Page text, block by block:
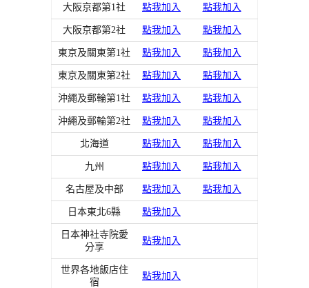
大阪京都第1社 點我加入 點我加入
大阪京都第2社 點我加入 點我加入
東京及關東第1社 點我加入 點我加入
東京及關東第2社 點我加入 點我加入
沖繩及郵輪第1社 點我加入 點我加入
沖繩及郵輪第2社 點我加入 點我加入
北海道 點我加入 點我加入
九州 點我加入 點我加入
名古屋及中部 點我加入 點我加入
日本東北6縣 點我加入
日本神社寺院愛
分享
點我加入
世界各地飯店住
宿
點我加入